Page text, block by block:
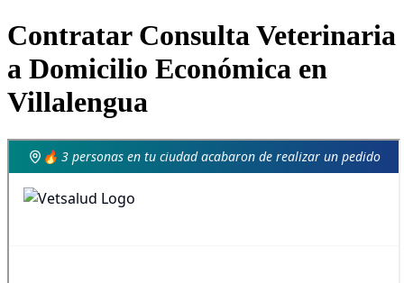
Contratar Consulta Veterinaria
a Domicilio Económica en
Villalengua